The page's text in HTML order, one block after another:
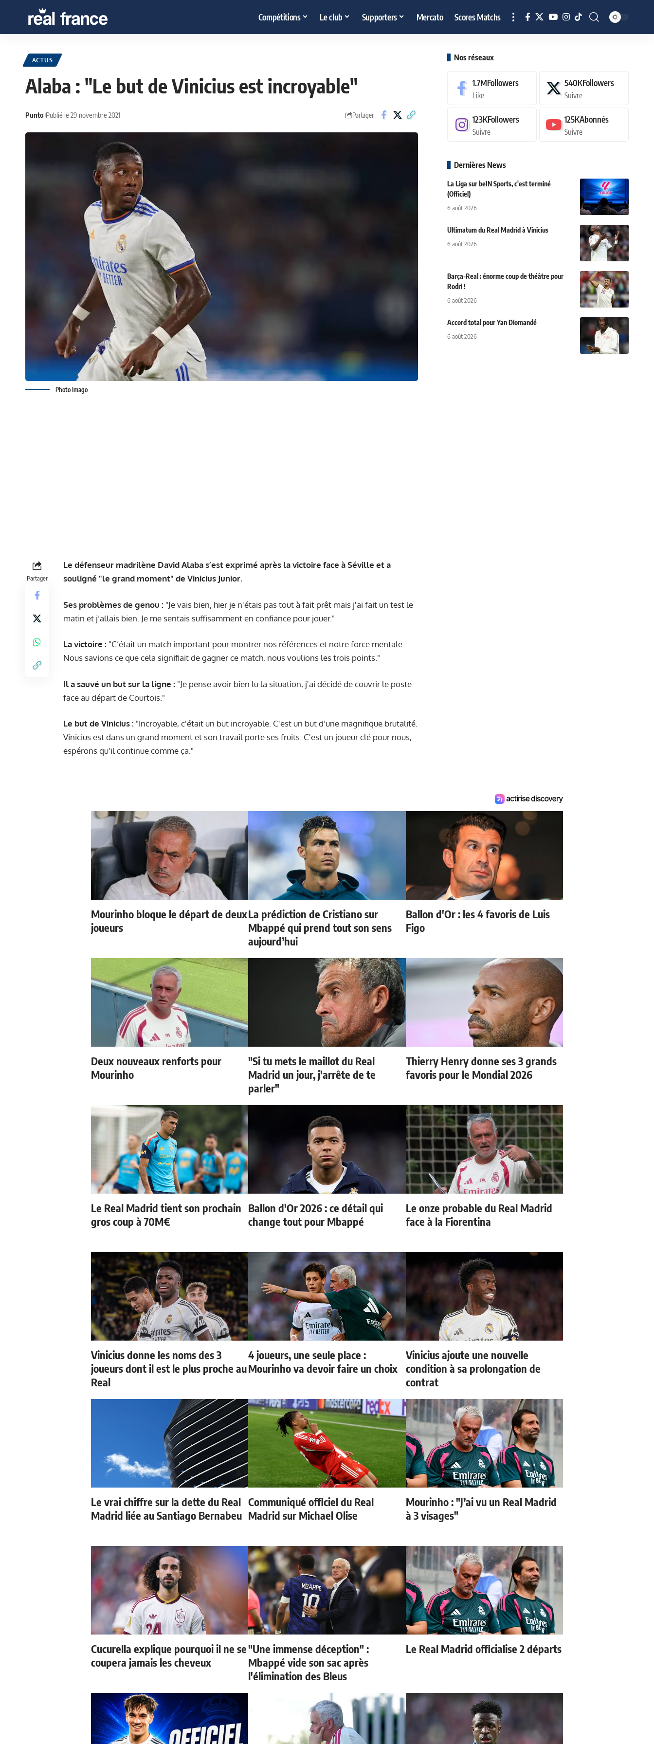
Compétitions Le club Supporters Mercato Scores Matchs
ACTUS
Alaba : "Le but de Vinicius est incroyable"
Punto Publié le 29 novembre 2021 Partager
Photo Imago
Partager
Le défenseur madrilène David Alaba s’est exprimé après la victoire face à Séville et a
souligné "le grand moment" de Vinicius Junior.
Ses problèmes de genou : "Je vais bien, hier je n'étais pas tout à fait prêt mais j'ai fait un test le
matin et j’allais bien. Je me sentais suffisamment en confiance pour jouer."
La victoire : "C’était un match important pour montrer nos références et notre force mentale.
Nous savions ce que cela signifiait de gagner ce match, nous voulions les trois points."
Il a sauvé un but sur la ligne : "Je pense avoir bien lu la situation, j'ai décidé de couvrir le poste
face au départ de Courtois."
Le but de Vinicius : "Incroyable, c'était un but incroyable. C'est un but d’une magnifique brutalité.
Vinicius est dans un grand moment et son travail porte ses fruits. C'est un joueur clé pour nous,
espérons qu'il continue comme ça."
Nos réseaux
1.7MFollowers
Like
540KFollowers
Suivre
123KFollowers
Suivre
125KAbonnés
Suivre
Dernières News
La Liga sur beIN Sports, c'est terminé
(Officiel)
6 août 2026
Ultimatum du Real Madrid à Vinicius
6 août 2026
Barça-Real : énorme coup de théâtre pour
Rodri !
6 août 2026
Accord total pour Yan Diomandé
6 août 2026
Mourinho bloque le départ de deux
joueurs
La prédiction de Cristiano sur
Mbappé qui prend tout son sens
aujourd’hui
Ballon d'Or : les 4 favoris de Luis
Figo
Deux nouveaux renforts pour
Mourinho
"Si tu mets le maillot du Real
Madrid un jour, j'arrête de te
parler"
Thierry Henry donne ses 3 grands
favoris pour le Mondial 2026
Le Real Madrid tient son prochain
gros coup à 70M€
Ballon d'Or 2026 : ce détail qui
change tout pour Mbappé
Le onze probable du Real Madrid
face à la Fiorentina
Vinicius donne les noms des 3
joueurs dont il est le plus proche au
Real
4 joueurs, une seule place :
Mourinho va devoir faire un choix
Vinicius ajoute une nouvelle
condition à sa prolongation de
contrat
Le vrai chiffre sur la dette du Real
Madrid liée au Santiago Bernabeu
Communiqué officiel du Real
Madrid sur Michael Olise
Mourinho : "J’ai vu un Real Madrid
à 3 visages"
Cucurella explique pourquoi il ne se
coupera jamais les cheveux
"Une immense déception" :
Mbappé vide son sac après
l'élimination des Bleus
Le Real Madrid officialise 2 départs